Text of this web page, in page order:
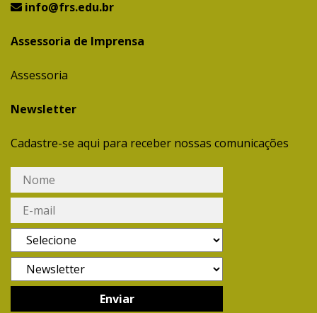
info@frs.edu.br
Assessoria de Imprensa
Assessoria
Newsletter
Cadastre-se aqui para receber nossas comunicações